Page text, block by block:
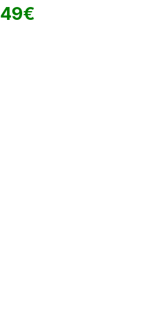
49€